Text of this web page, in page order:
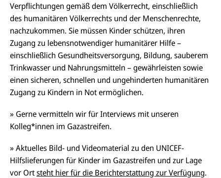
Verpflichtungen gemäß dem Völkerrecht, einschließlich
des humanitären Völkerrechts und der Menschenrechte,
nachzukommen. Sie müssen Kinder schützen, ihren
Zugang zu lebensnotwendiger humanitärer Hilfe –
einschließlich Gesundheitsversorgung, Bildung, sauberem
Trinkwasser und Nahrungsmitteln – gewährleisten sowie
einen sicheren, schnellen und ungehinderten humanitären
Zugang zu Kindern in Not ermöglichen.
» Gerne vermitteln wir für Interviews mit unseren
Kolleg*innen im Gazastreifen.
» Aktuelles Bild- und Videomaterial zu den UNICEF-
Hilfslieferungen für Kinder im Gazastreifen und zur Lage
vor Ortsteht hier für die Berichterstattung zur Verfügung.